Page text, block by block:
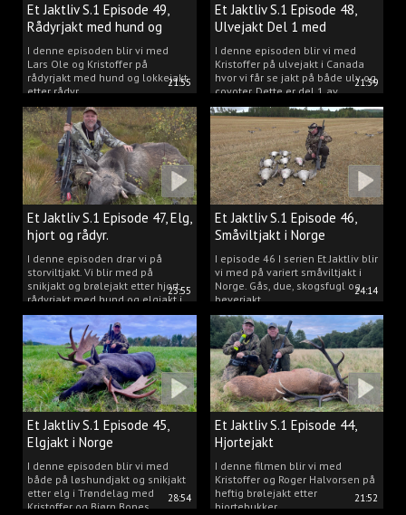
21:55
Et Jaktliv S.1 Episode 49,
Rådyrjakt med hund og
lokkejakt.
I denne episoden blir vi med
Lars Ole og Kristoffer på
rådyrjakt med hund og lokkejakt
etter rådyr.
21:39
Et Jaktliv S.1 Episode 48,
Ulvejakt Del 1 med
Kristoffer Clausen.
I denne episoden blir vi med
Kristoffer på ulvejakt i Canada
hvor vi får se jakt på både ulv og
coyoter. Dette er del 1 av
ulvejakten.
23:55
Et Jaktliv S.1 Episode 47, Elg,
hjort og rådyr.
I denne episoden drar vi på
storviltjakt. Vi blir med på
snikjakt og brølejakt etter hjort,
rådyrjakt med hund og elgjakt i
Trøndelag.
24:14
Et Jaktliv S.1 Episode 46,
Småviltjakt i Norge
I episode 46 I serien Et Jaktliv blir
vi med på variert småviltjakt i
Norge. Gås, due, skogsfugl og
beverjakt.
28:54
Et Jaktliv S.1 Episode 45,
Elgjakt i Norge
I denne episoden blir vi med
både på løshundjakt og snikjakt
etter elg i Trøndelag med
Kristoffer og Bjørn Bones
21:52
Et Jaktliv S.1 Episode 44,
Hjortejakt
I denne filmen blir vi med
Kristoffer og Roger Halvorsen på
heftig brølejakt etter
hjortebukker.